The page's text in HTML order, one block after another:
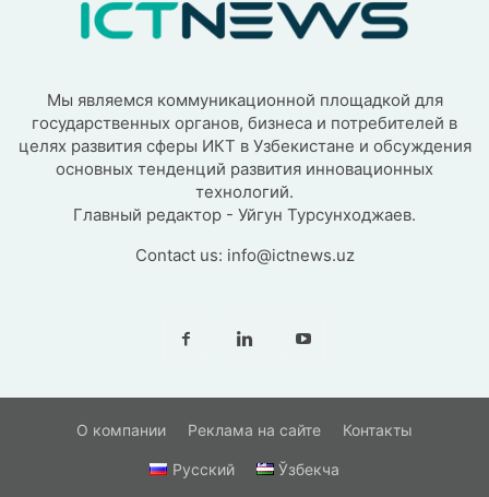
Мы являемся коммуникационной площадкой для
государственных органов, бизнеса и потребителей в
целях развития сферы ИКТ в Узбекистане и обсуждения
основных тенденций развития инновационных
технологий.
Главный редактор - Уйгун Турсунходжаев.
Contact us: info@ictnews.uz
О компании Реклама на сайте Контакты
Русский Ўзбекча